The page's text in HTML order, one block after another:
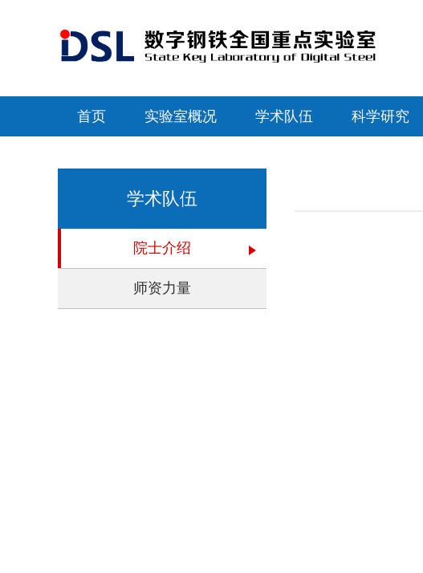
首页 实验室概况 学术队伍 科学研究
学术队伍
院士介绍
师资力量